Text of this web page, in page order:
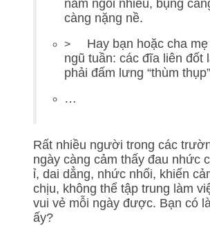
nằm ngồi nhiều, bụng
càng nặng nề.
> Hay bạn hoặc cha
ngũ tuần: các đĩa liên đốt
phải đấm lưng “thùm
…
Rất nhiều người trong các
ngày càng cảm thấy đau
ỉ, dai dẳng, nhức nhối, khiến
chịu, không thể tập trung làm
vui vẻ mỗi ngày được. Bạn có
ấy?